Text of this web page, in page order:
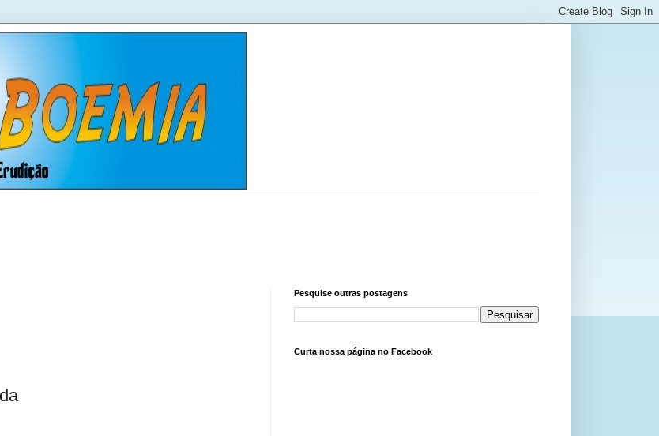
Pesquise outras postagens
Curta nossa página no Facebook